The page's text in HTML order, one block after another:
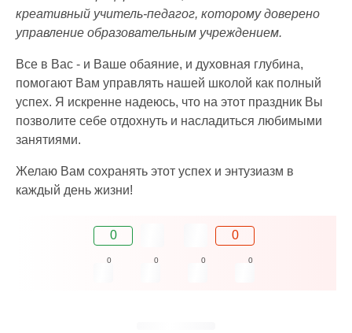
креативный учитель-педагог, которому доверено
управление образовательным учреждением.
Все в Вас - и Ваше обаяние, и духовная глубина,
помогают Вам управлять нашей школой как полный
успех. Я искренне надеюсь, что на этот праздник Вы
позволите себе отдохнуть и насладиться любимыми
занятиями.
Желаю Вам сохранять этот успех и энтузиазм в
каждый день жизни!
0 0
0 0 0 0